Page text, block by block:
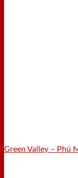
Green Valley – Phú